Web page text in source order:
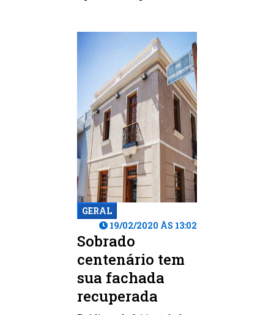
GERAL
19/02/2020 ÀS 13:02
Sobrado
centenário tem
sua fachada
recuperada